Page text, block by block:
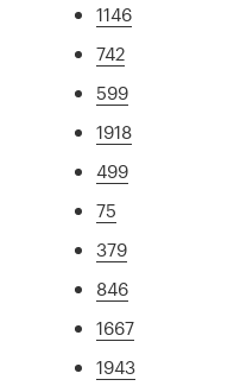
1146
742
599
1918
499
75
379
846
1667
1943